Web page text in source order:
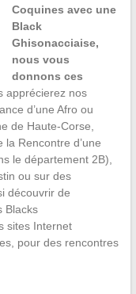
Coquines avec une
Black
Ghisonacciaise,
nous vous
donnons ces
apprécierez nos
d’une Afro ou
de Haute-Corse,
Rencontre d’une
le département 2B),
ou sur des
découvrir de
Blacks
sites Internet
pour des rencontres